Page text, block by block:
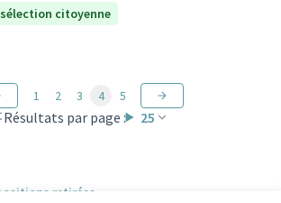
citoyenne
Résultats par page : 25
1 2 3 4 5
retirées